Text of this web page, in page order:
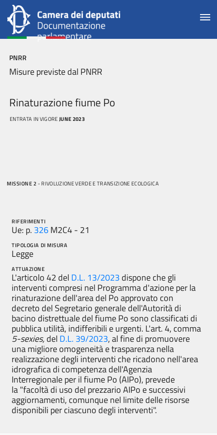
PNRR
Misure previste dal PNRR
Rinaturazione fiume Po
ENTRATA IN VIGOREJUNE 2023
MISSIONE 2 - RIVOLUZIONE VERDE E TRANSIZIONE ECOLOGICA
RIFERIMENTI
Ue: p. 326M2C4 - 21
TIPOLOGIA DI MISURA
Legge
ATTUAZIONE
L'articolo 42 del D.L. 13/2023 dispone che gli
interventi compresi nel Programma d'azione per la
rinaturazione dell'area del Po approvato con
decreto del Segretario generale dell'Autorità di
bacino distrettuale del fiume Po sono classificati di
pubblica utilità, indifferibili e urgenti. L'art. 4, comma
5-sexies,del D.L. 39/2023, al fine di promuovere
una migliore omogeneità e trasparenza nella
realizzazione degli interventi che ricadono nell'area
idrografica di competenza dell'Agenzia
Interregionale per il fiume Po (AIPo), prevede
la "facoltà di uso del prezzario AIPo e successivi
aggiornamenti, comunque nel limite delle risorse
disponibili per ciascuno degli interventi".